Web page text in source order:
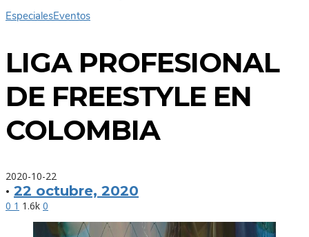
EspecialesEventos
LIGA PROFESIONAL
DE FREESTYLE EN
COLOMBIA
2020-10-22
· 22 octubre, 2020
0 1 1.6k 0